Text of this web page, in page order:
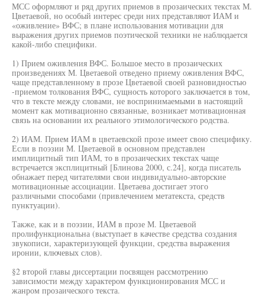
МСС оформляют и ряд других приемов в прозаических текстах М.
Цветаевой, но особый интерес среди них представляют ИАМ и
«оживление» ВФС; в плане использования мотивации для
выражения других приемов поэтической техники не наблюдается
какой-либо специфики.
1) Прием оживления ВФС. Большое место в прозаических
произведениях М. Цветаевой отведено приему оживления ВФС,
чаще представленному в прозе Цветаевой своей разновидностью
-приемом толкования ВФС, сущность которого заключается в том,
что в тексте между словами, не воспринимаемыми в настоящий
момент как мотивационно связанные, возникает мотивационная
связь на основании их реального этимологического родства.
2) ИАМ. Прием ИАМ в цветаевской прозе имеет свою специфику.
Если в поэзии М. Цветаевой в основном представлен
имплицитный тип ИАМ, то в прозаических текстах чаще
встречается эксплицитный [Блинова 2000, с.24], когда писатель
обнажает перед читателями свои индивидуально-авторские
мотивационные ассоциации. Цветаева достигает этого
различными способами (привлечением метатекста, средств
пунктуации).
Также, как и в поэзии, ИАМ в прозе М. Цветаевой
пролифункциональна (выступает в качестве средства создания
звукописи, характеризующей функции, средства выражения
иронии, ключевых слов).
§2 второй главы диссертации посвящен рассмотрению
зависимости между характером функционирования МСС и
жанром прозаического текста.